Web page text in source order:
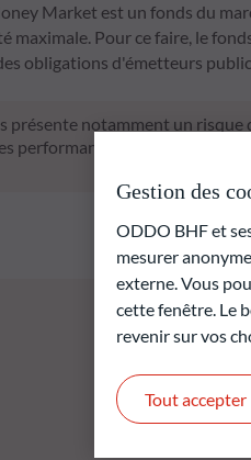
Market est un fonds du
maximale. Pour ce faire, le
obligations d'émetteurs
présente notamment un risque
performances passées ne
Gestion des
ODDO BHF et
mesurer
externe. Vous
cette fenêtre. Le
revenir sur vos
Tout accepter